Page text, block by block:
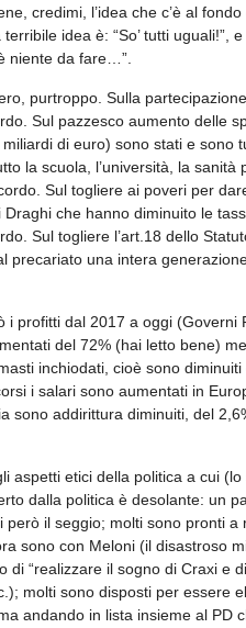
credimi, l’idea che c’è al
idea è: “So’ tutti uguali!”,
niente da fare…”.
purtroppo. Sulla
Sul pazzesco aumento delle
di euro) sono stati e sono
la scuola, l’università, la
Sul togliere ai poveri per
Draghi che hanno diminuito le
Sul togliere l’art.18 dello
precariato una intera
i profitti dal 2017 a oggi (Governi
del 72% (hai letto bene)
inchiodati, cioè sono diminuiti
i salari sono aumentati in
sono addirittura diminuiti, del
aspetti etici della politica a cui
dalla politica è desolante: un
però il seggio; molti sono pronti
sono con Meloni (il disastroso
di “realizzare il sogno di Craxi e
molti sono disposti per essere
andando in lista insieme al PD